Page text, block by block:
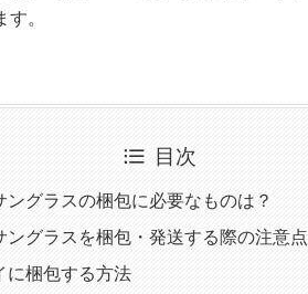
。
目次
グラスの梱包に必要なものは？
ングラスを梱包・発送する際の注意点
に梱包する方法